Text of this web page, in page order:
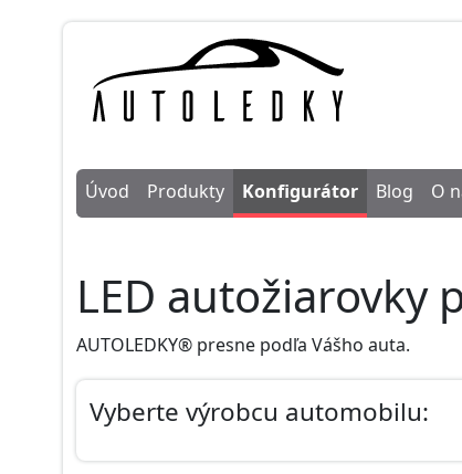
Úvod
Produkty Konfigurátor Blog O
LED autožiarovky
AUTOLEDKY® presne podľa Vášho auta.
Vyberte výrobcu automobilu: